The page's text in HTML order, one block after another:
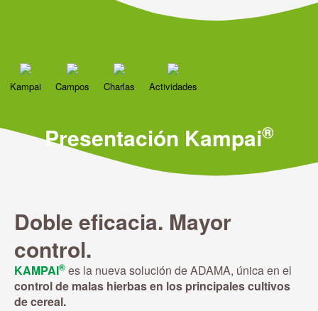
Kampai Campos Charlas Actividades
Presentación Kampai®
Doble eficacia. Mayor
control.
KAMPAI® es la nueva solución de ADAMA, única en el
control de malas hierbas en los principales cultivos
de cereal.